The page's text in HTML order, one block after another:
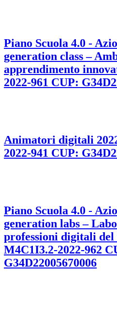
Piano Scuola 4.0 -
generation class –
apprendimento
2022-961 CUP:
Animatori digitali
2022-941 CUP:
Piano Scuola 4.0 -
generation labs –
professioni digitali
M4C1I3.2-2022-962
G34D22005670006